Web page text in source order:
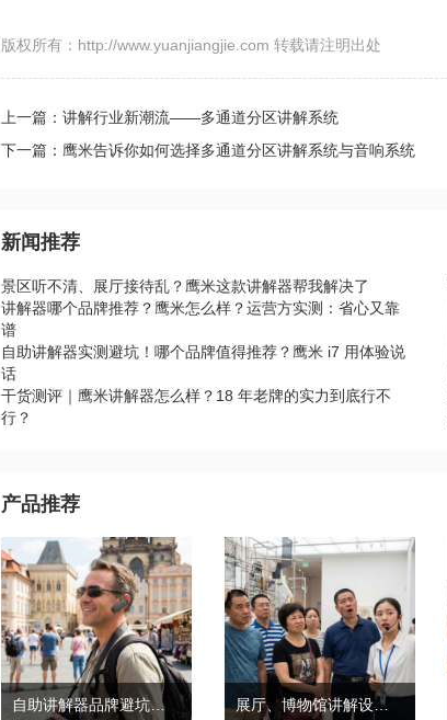
版权所有：http://www.yuanjiangjie.com 转载请注明出处
上一篇：讲解行业新潮流——多通道分区讲解系统
下一篇：鹰米告诉你如何选择多通道分区讲解系统与音响系统
新闻推荐
景区听不清、展厅接待乱？鹰米这款讲解器帮我解决了
讲解器哪个品牌推荐？鹰米怎么样？运营方实测：省心又靠
谱
自助讲解器实测避坑！哪个品牌值得推荐？鹰米 i7 用体验说
话
干货测评｜鹰米讲解器怎么样？18 年老牌的实力到底行不
行？
产品推荐
自助讲解器品牌避坑｜鹰米自助讲解器，实测好用不踩雷 展厅、博物馆讲解设备推荐｜分区讲解系统，解决多团队接待核心痛点